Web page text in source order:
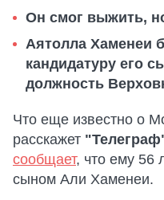
Он смог выжить,
Аятолла Хаменеи
кандидатуру его
должность
Что еще известно о
расскажет
сообщает, что ему 56
сыном Али Хаменеи.